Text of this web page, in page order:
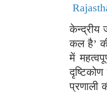
केन्द्रीय
कल है’
में
प्रणाली